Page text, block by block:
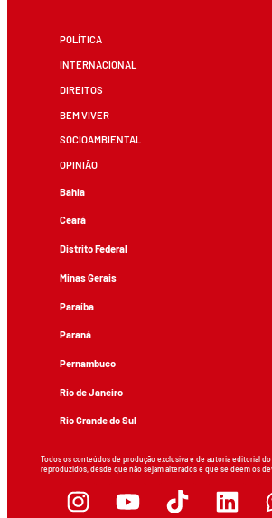
POLÍTICA
INTERNACIONAL
DIREITOS
BEM VIVER
SOCIOAMBIENTAL
OPINIÃO
Bahia
Ceará
Distrito Federal
Minas Gerais
Paraíba
Paraná
Pernambuco
Rio de Janeiro
Rio Grande do Sul
Todos os conteúdos de produção exclusiva e de autoria editorial
reproduzidos, desde que não sejam alterados e que se deem os